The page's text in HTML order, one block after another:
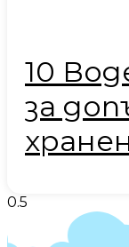
10
за